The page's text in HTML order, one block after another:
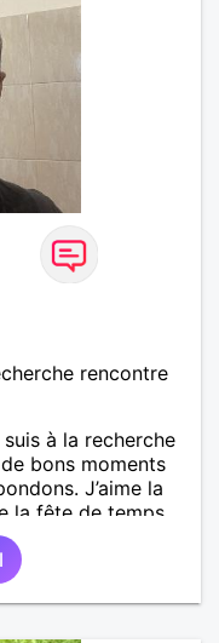
rencontre
suis à la recherche
bons moments
J’aime la
la fête de temps
garçon de 7 ans
J’aime à peu
je suis pas
pour garder la